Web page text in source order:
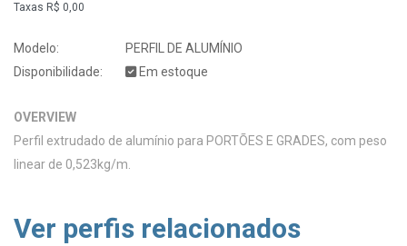
Taxas R$ 0,00
Modelo:
PERFIL DE ALUMÍNIO
Disponibilidade:
Em estoque
OVERVIEW
Perfil extrudado de alumínio para PORTÕES E GRADES, com peso
linear de 0,523kg/m.
Ver perfis relacionados